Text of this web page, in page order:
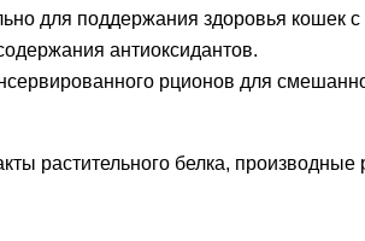
для поддержания здоровья кошек
антиоксидантов.
рционов для
растительного белка,